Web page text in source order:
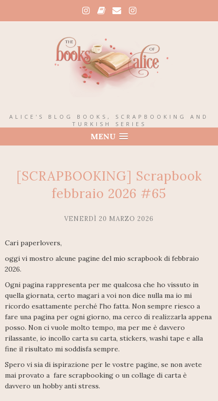
ALICE'S BLOG BOOKS, SCRAPBOOKING AND
TURKISH SERIES
MENU
[SCRAPBOOKING] Scrapbook
febbraio 2026 #65
VENERDÌ 20 MARZO 2026
Cari paperlovers,
oggi vi mostro alcune pagine del mio scrapbook di febbraio
2026.
Ogni pagina rappresenta per me qualcosa che ho vissuto in
quella giornata, certo magari a voi non dice nulla ma io mi
ricordo esattamente perché l'ho fatta. Non sempre riesco a
fare una pagina per ogni giorno, ma cerco di realizzarla appena
posso. Non ci vuole molto tempo, ma per me è davvero
rilassante, io incollo carta su carta, stickers, washi tape e alla
fine il risultato mi soddisfa sempre.
Spero vi sia di ispirazione per le vostre pagine, se non avete
mai provato a fare scrapbooking o un collage di carta è
davvero un hobby anti stress.